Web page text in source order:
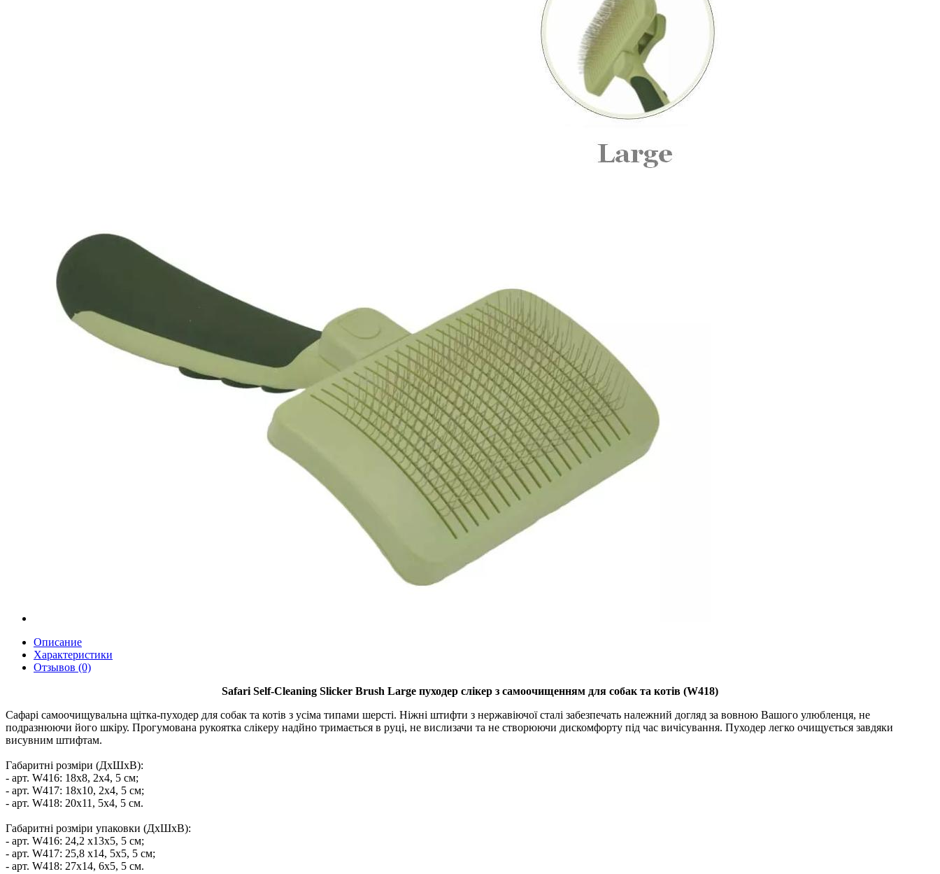
Описание
Характеристики
Отзывов (0)
Safari Self-Cleaning Slicker Brush Large пуходер слікер з самоочищенням для собак та котів (W418)
Сафарі самоочищувальна щітка-пуходер для собак та котів з усіма типами шерсті. Ніжні штифти з нержавіючої сталі забезпечать належний догляд за вовною Вашого улюбленця, не
подразнюючи його шкіру. Прогумована рукоятка слікеру надйно тримається в руці, не вислизачи та не створюючи дискомфорту під час вичісування. Пуходер легко очищується завдяки
висувним штифтам.
Габаритні розміри (ДхШхВ):
- арт. W416: 18х8, 2х4, 5 см;
- арт. W417: 18х10, 2х4, 5 см;
- арт. W418: 20х11, 5х4, 5 см.
Габаритні розміри упаковки (ДхШхВ):
- арт. W416: 24,2 х13х5, 5 см;
- арт. W417: 25,8 х14, 5х5, 5 см;
- арт. W418: 27х14, 6х5, 5 см.